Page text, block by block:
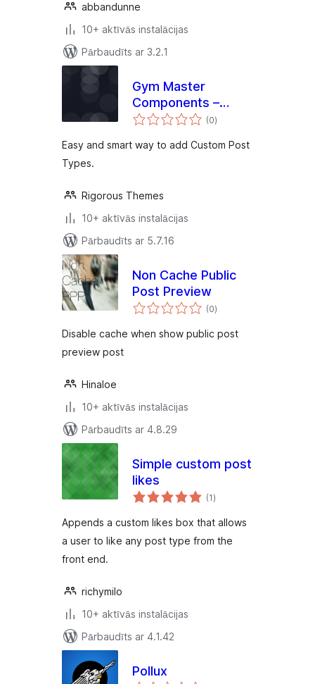
abbandunne
10+ aktīvās instalācijas
Pārbaudīts ar 3.2.1
Gym Master
Components –
Essential Features
Theme
(0vērtējumu
kopsumma
)
Easy and smart way to add Custom Post
Types.
Rigorous Themes
10+ aktīvās instalācijas
Pārbaudīts ar 5.7.16
Non Cache Public
Post Preview
(0vērtējumu
kopsumma
)
Disable cache when show public post
preview post
Hinaloe
10+ aktīvās instalācijas
Pārbaudīts ar 4.8.29
Simple custom post
likes
(1vērtējumu
kopsumma
)
Appends a custom likes box that allows
a user to like any post type from the
front end.
richymilo
10+ aktīvās instalācijas
Pārbaudīts ar 4.1.42
Pollux